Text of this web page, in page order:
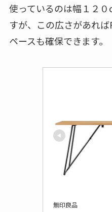
使っているのは幅１２
すが、この広さがあれ
ペースも確保できます。
無印良品